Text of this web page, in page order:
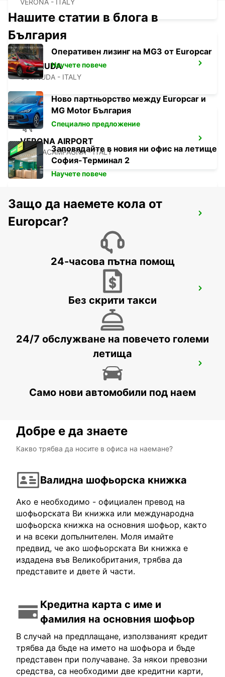
VERONA - ITALY
CORNUDA
CORNUDA - ITALY
VERONA AIRPORT
SOMMACAMPAGNA - ITALY
TREVISO AIRPORT
TREVISO - ITALY
VENEZIA - ITALY
Нашите статии в блога в
България
Оперативен лизинг на MG3 от Europcar
Научете повече
Ново партньорство между Europcar и
MG Motor България
Специално предложение
Заповядайте в новия ни офис на летище
София-Терминал 2
Научете повече
Защо да наемете кола от
Europcar?
24-часова пътна помощ
Без скрити такси
24/7 обслужване на повечето големи
летища
Само нови автомобили под наем
Добре е да знаете
Какво трябва да носите в офиса на наемане?
Валидна шофьорска книжка
Ако е необходимо - официален превод на
шофьорската Ви книжка или международна
шофьорска книжка на основния шофьор, както
и на всеки допълнителен. Моля имайте
предвид, че ако шофьорската Ви книжка е
издадена във Великобритания, трябва да
представите и двете й части.
Кредитна карта с име и
фамилия на основния шофьор
В случай на предплащане, използваният кредит
трябва да бъде на името на шофьора и бъде
представен при получаване. За някои превозни
средства, са необходими две кредитни карти,